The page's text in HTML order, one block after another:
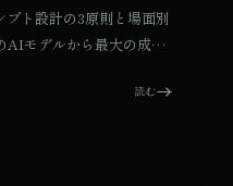
ト設計の3原則と場面別
AIモデルから最大の成果
読む